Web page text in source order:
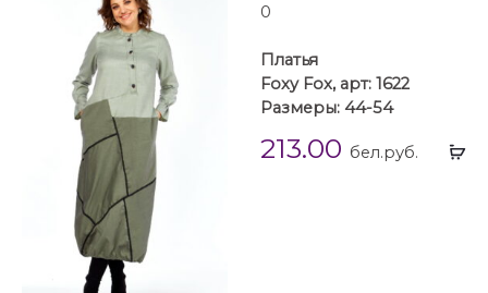
Платья
Foxy Fox, арт: 1622
Размеры: 44-54
213.00 бел.руб.